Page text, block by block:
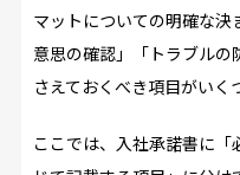
マットについての明確な
意思の確認」「トラブルの
さえておくべき項目がいく
ここでは、入社承諾書に